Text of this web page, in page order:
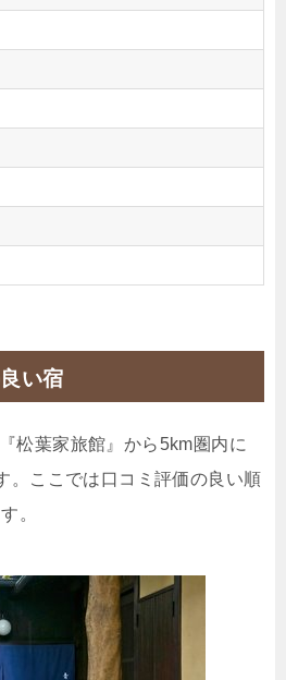
ャワー付き
1泊大人1名合計（税込）
】
ラックス シャワー付き
トルーム 金蘭
イートルーム
ーペリア 風呂付
畳 ガーデンビュー
ラックス 風呂付
ゃらんで確認する
い宿
松葉家旅館』から5km圏内に
。ここでは口コミ評価の良い順
。